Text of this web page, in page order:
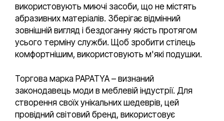
використовують миючі засоби, що не містять
абразивних матеріалів. Зберігає відмінний
зовнішній вигляд і бездоганну якість протягом
усього терміну служби. Щоб зробити стілець
комфортнішим, використовують м'які подушки.
Торгова марка PAPATYA – визнаний
законодавець моди в меблевій індустрії. Для
створення своїх унікальних шедеврів, цей
провідний світовий бренд, використовує